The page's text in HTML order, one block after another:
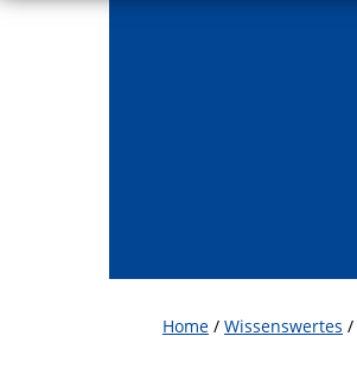
Home / Wissens­wertes /